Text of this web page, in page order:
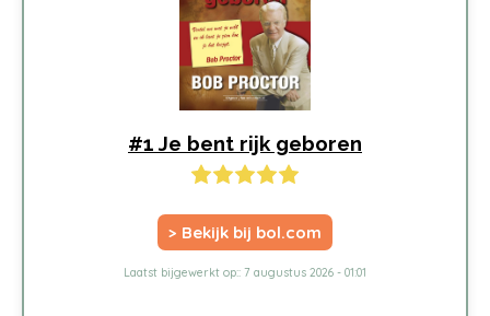
#1 Je bent rijk geboren
> Bekijk bij bol.com
Laatst bijgewerkt op:: 7 augustus 2026 - 01:01